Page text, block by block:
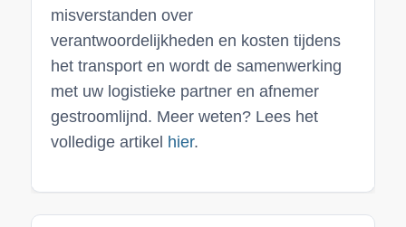
misverstanden over
verantwoordelijkheden en kosten tijdens
het transport en wordt de samenwerking
met uw logistieke partner en afnemer
gestroomlijnd. Meer weten? Lees het
volledige artikel hier.